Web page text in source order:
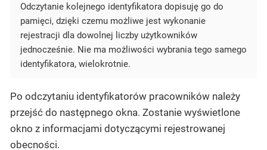
Odczytanie kolejnego identyfikatora dopisuję go do
pamięci, dzięki czemu możliwe jest wykonanie
rejestracji dla dowolnej liczby użytkowników
jednocześnie. Nie ma możliwości wybrania tego samego
identyfikatora, wielokrotnie.
Po odczytaniu identyfikatorów pracowników należy
przejść do następnego okna. Zostanie wyświetlone
okno z informacjami dotyczącymi rejestrowanej
obecności.